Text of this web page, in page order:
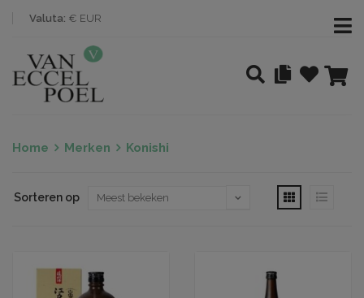
Valuta: € EUR
Home Merken Konishi
Sorteren op